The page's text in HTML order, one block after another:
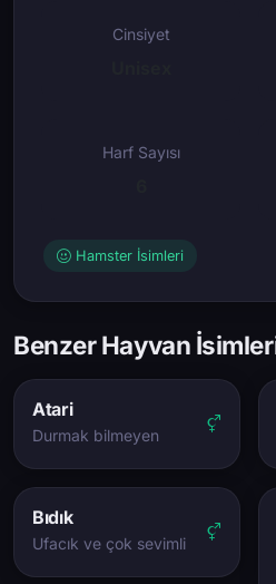
Cinsiyet
Harf Sayısı
Hamster İsimleri
Benzer Hayvan
Atari
Durmak bilmeyen
Bıdık
Ufacık ve çok sevimli